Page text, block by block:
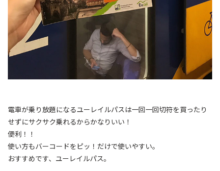
電車が乗り放題になるユーレイルパスは一回一回切符を買ったり
せずにサクサク乗れるからかなりいい！
便利！！
使い方もバーコードをピッ！だけで使いやすい。
おすすめです、ユーレイルパス。